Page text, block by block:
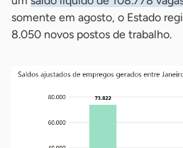
somente em agosto, o Estado
8.050 novos postos de trabalho.